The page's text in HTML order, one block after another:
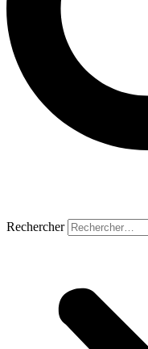
Rechercher